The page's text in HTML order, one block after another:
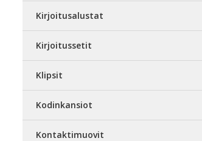
Kirjoitusalustat
Kirjoitussetit
Klipsit
Kodinkansiot
Kontaktimuovit